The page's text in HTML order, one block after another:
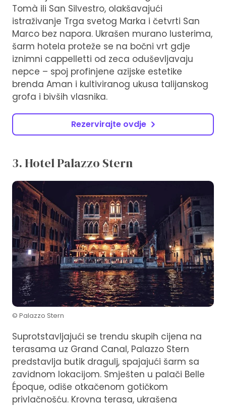
Tomà ili San Silvestro, olakšavajući
istraživanje Trga svetog Marka i četvrti San
Marco bez napora. Ukrašen murano lusterima,
šarm hotela proteže se na bočni vrt gdje
iznimni cappelletti od zeca oduševljavaju
nepce – spoj profinjene azijske estetike
brenda Aman i kultiviranog ukusa talijanskog
grofa i bivših vlasnika.
Rezervirajte ovdje
3. Hotel Palazzo Stern
© Palazzo Stern
Suprotstavljajući se trendu skupih cijena na
terasama uz Grand Canal, Palazzo Stern
predstavlja butik dragulj, spajajući šarm sa
zavidnom lokacijom. Smješten u palači Belle
Époque, odiše otkačenom gotičkom
privlačnošću. Krovna terasa, ukrašena